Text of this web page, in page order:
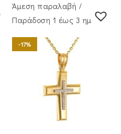
Άμεση παραλαβή /
Παράδoση 1 έως 3 ημέρες
-17%